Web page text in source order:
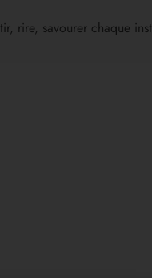
rire, savourer chaque